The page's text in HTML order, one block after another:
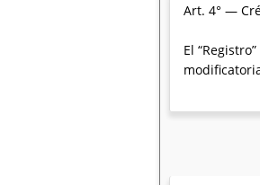
Art. 4° —
El